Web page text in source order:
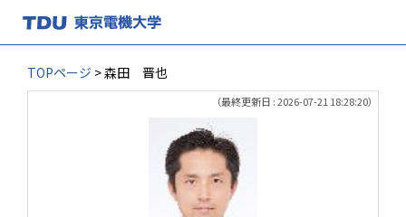
TOPページ > 森田 晋也
（最終更新日 : 2026-07-21 18:28:20）